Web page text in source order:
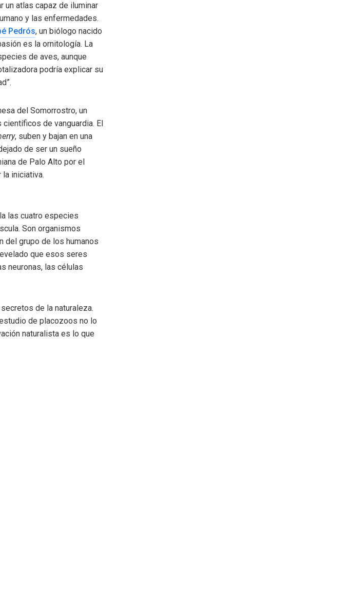
un atlas capaz de iluminar
y las enfermedades.
Pedrós, un biólogo nacido
es la ornitología. La
de aves, aunque
podría explicar su
del Somorrostro, un
de vanguardia. El
, suben y bajan en una
de ser un sueño
de Palo Alto por el
iniciativa.
las cuatro especies
Son organismos
del grupo de los humanos
que esos seres
neuronas, las células
de la naturaleza.
de placozoos no lo
naturalista es lo que